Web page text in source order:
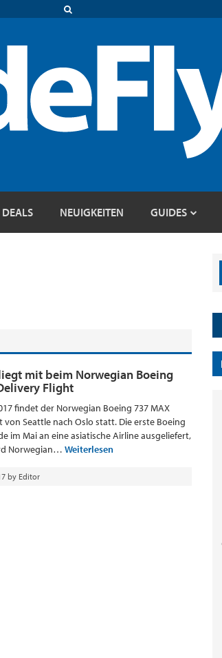
DEALS NEUIGKEITEN GUIDES
mit beim Norwegian Boeing
Flight
findet der Norwegian Boeing 737 MAX
von Seattle nach Oslo statt. Die erste Boeing
im Mai an eine asiatische Airline ausgeliefert,
Norwegian… Weiterlesen
by Editor